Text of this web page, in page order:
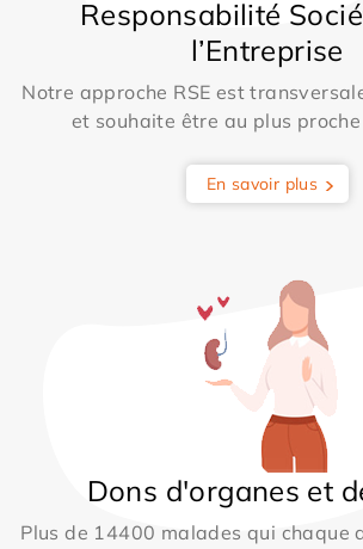
Responsabilité
l’Entreprise
Notre approche RSE est
et souhaite être au plus
En savoir plus
Dons d'organes et
Plus de 14400 malades qui chaque